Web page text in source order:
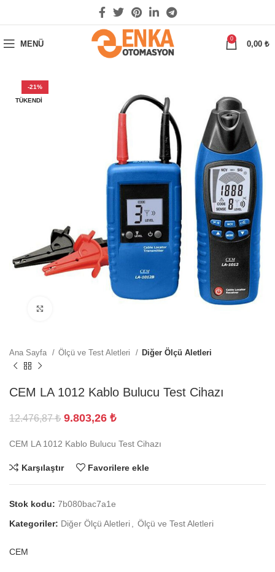
MENÜ
0
0,00 ₺
-21%
TÜKENDI
Ana Sayfa Ölçü ve Test Aletleri Diğer Ölçü Aletleri
CEM LA 1012 Kablo Bulucu Test Cihazı
12.476,87₺ 9.803,26 ₺
CEM LA 1012 Kablo Bulucu Test Cihazı
Karşılaştır Favorilere ekle
Stok kodu: 7b080bac7a1e
Kategoriler: Diğer Ölçü Aletleri Ölçü ve Test Aletleri
CEM